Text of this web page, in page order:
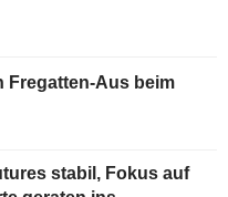
Fregatten-Aus beim
stabil, Fokus auf